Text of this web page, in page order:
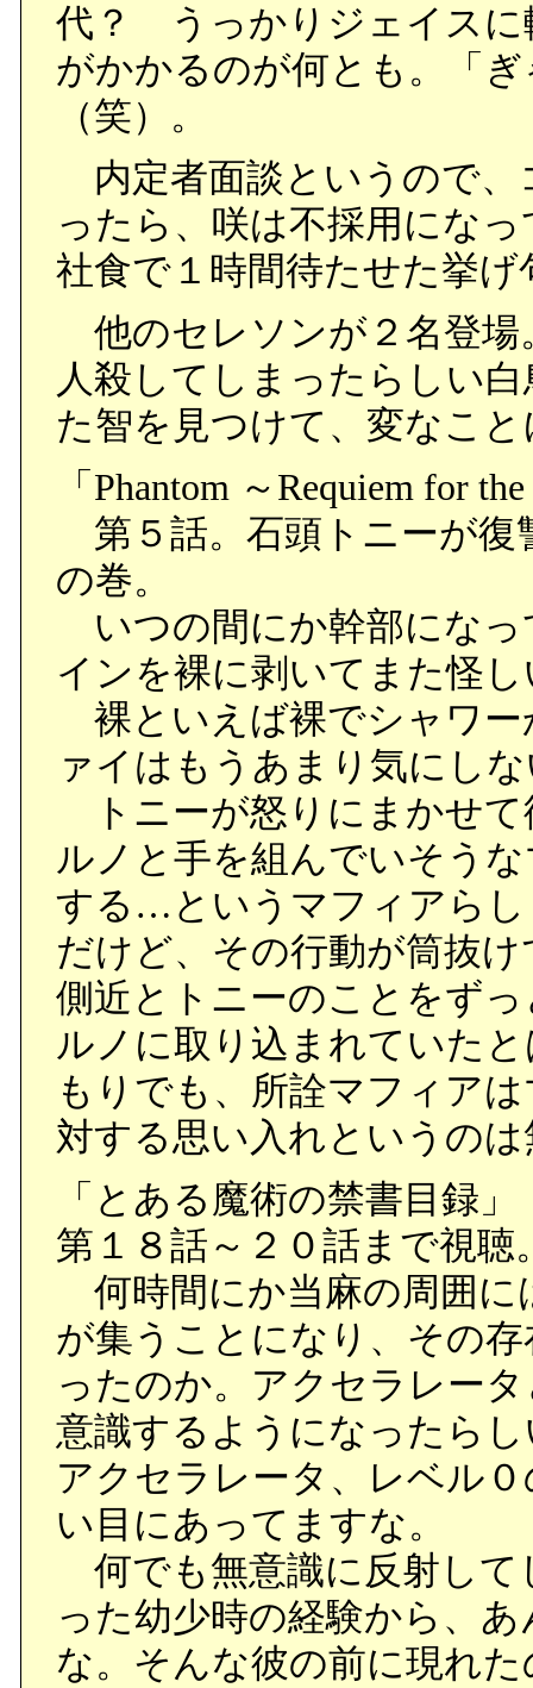
代？ うっかりジェイスに
がかかるのが何とも。「
（笑）。
内定者面談というので、
ったら、咲は不採用にな
社食で１時間待たせた挙
他のセレソンが２名登場
人殺してしまったらしい
た智を見つけて、変なこ
「Phantom ～Requiem for
第５話。石頭トニーが復
の巻。
いつの間にか幹部になっ
インを裸に剥いてまた怪
裸といえば裸でシャワー
ァイはもうあまり気にし
トニーが怒りにまかせて
ルノと手を組んでいそう
する…というマフィアら
だけど、その行動が筒抜
側近とトニーのことをず
ルノに取り込まれていた
もりでも、所詮マフィア
対する思い入れというの
「とある魔術の禁書目録」
第１８話～２０話まで視聴
何時間にか当麻の周囲に
が集うことになり、その
ったのか。アクセラレー
意識するようになったら
アクセラレータ、レベル
い目にあってますな。
何でも無意識に反射して
った幼少時の経験から、
な。そんな彼の前に現れ